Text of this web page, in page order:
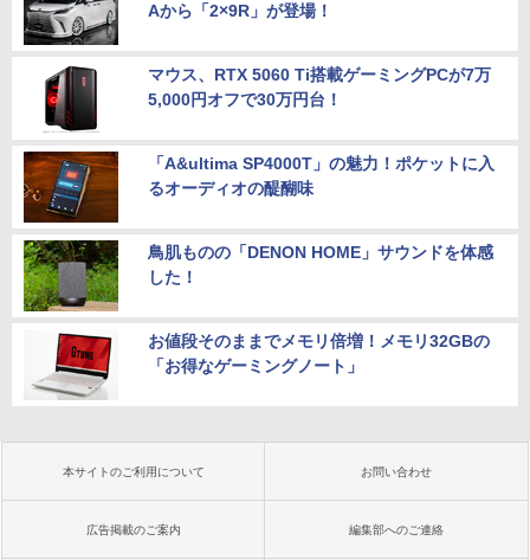
Aから「2×9R」が登場！
マウス、RTX 5060 Ti搭載ゲーミングPCが7万
5,000円オフで30万円台！
「A&ultima SP4000T」の魅力！ポケットに入
るオーディオの醍醐味
鳥肌ものの「DENON HOME」サウンドを体感
した！
お値段そのままでメモリ倍増！メモリ32GBの
「お得なゲーミングノート」
本サイトのご利用について お問い合わせ
広告掲載のご案内 編集部へのご連絡